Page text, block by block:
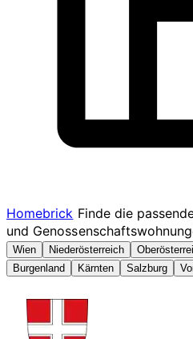
Homebrick Finde die
und
Wien Niederösterreich
Burgenland
Kärnten Salzburg